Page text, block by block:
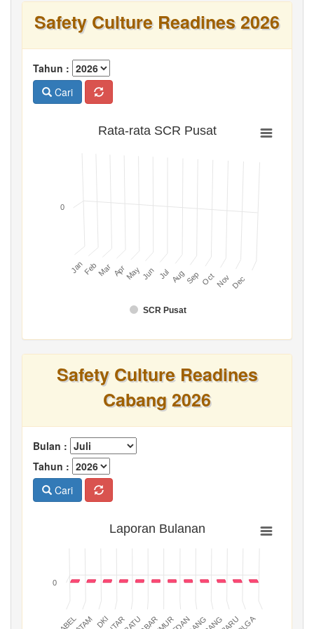
Safety Culture Readines 2026
Tahun :
Cari
Rata-rata SCR Pusat
SCR Pusat
JanFebMar AprMay Jun Jul AugSep OctNovDec
0
Safety Culture Readines
Cabang 2026
Bulan :
Tahun :
Cari
Laporan Bulanan
DKI
0